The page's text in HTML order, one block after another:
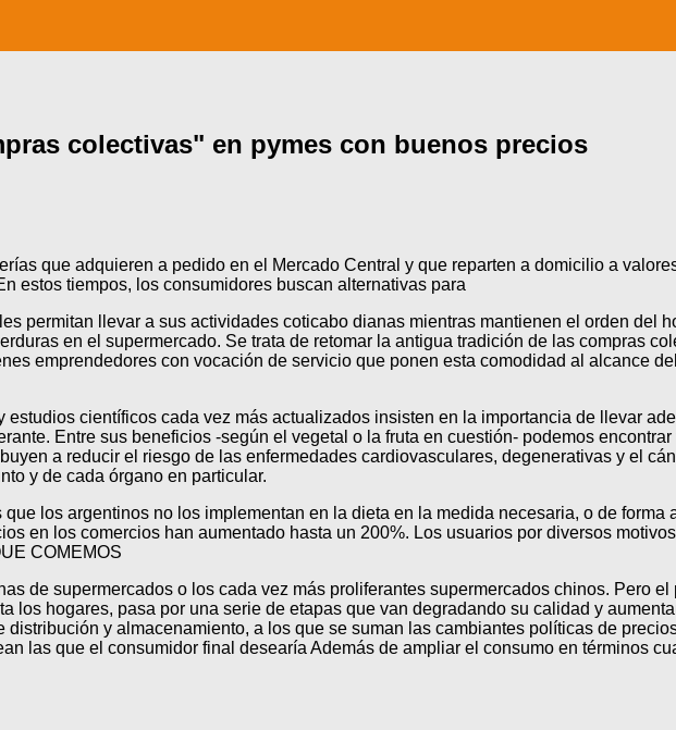
colectivas" en pymes con buenos precios
que adquieren a pedido en el Mercado Central y que reparten a domicilio a
estos tiempos, los consumidores buscan alternativas para
permitan llevar a sus actividades coticabo dianas mientras mantienen el orden del
en el supermercado. Se trata de retomar la antigua tradición de las compras
emprendedores con vocación de servicio que ponen esta comodidad al alcance
científicos cada vez más actualizados insisten en la importancia de llevar
Entre sus beneficios -según el vegetal o la fruta en cuestión- podemos
a reducir el riesgo de las enfermedades cardiovasculares, degenerativas y el
y de cada órgano en particular.
los argentinos no los implementan en la dieta en la medida necesaria, o de
en los comercios han aumentado hasta un 200%. Los usuarios por diversos
COMEMOS
de supermercados o los cada vez más proliferantes supermercados chinos. Pero
los hogares, pasa por una serie de etapas que van degradando su calidad y
y almacenamiento, a los que se suman las cambiantes políticas de
las que el consumidor final desearía Además de ampliar el consumo en términos